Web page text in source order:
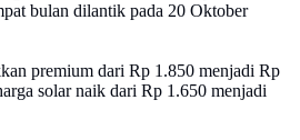
bulan dilantik pada 20 Oktober
premium dari Rp 1.850 menjadi Rp
solar naik dari Rp 1.650 menjadi